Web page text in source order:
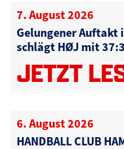
7. August 2026
Gelungener Auftakt
schlägt HØJ mit
JETZT
6. August 2026
HANDBALL CLUB